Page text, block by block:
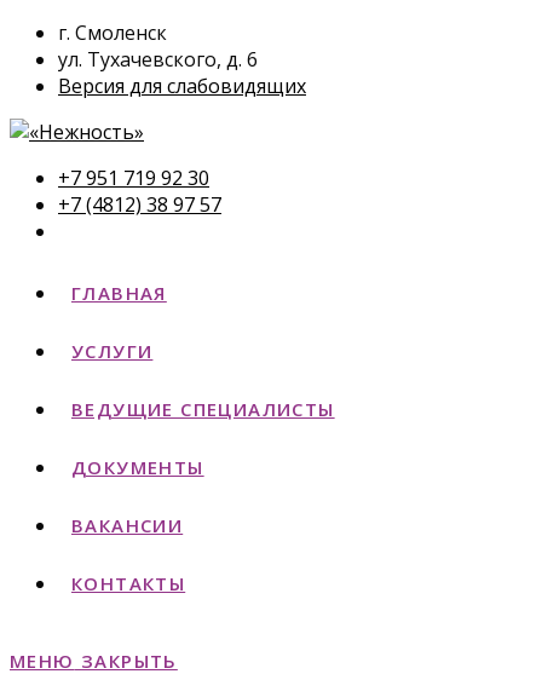
г. Смоленск
ул. Тухачевского, д. 6
Версия для слабовидящих
+7 951 719 92 30
+7 (4812) 38 97 57
ГЛАВНАЯ
УСЛУГИ
ВЕДУЩИЕ СПЕЦИАЛИСТЫ
ДОКУМЕНТЫ
ВАКАНСИИ
КОНТАКТЫ
МЕНЮ ЗАКРЫТЬ